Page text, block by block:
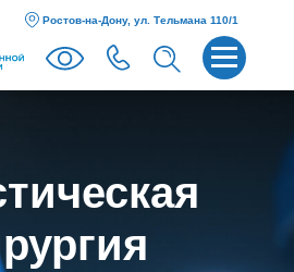
Ростов-на-Дону, ул. Тельмана 110/1